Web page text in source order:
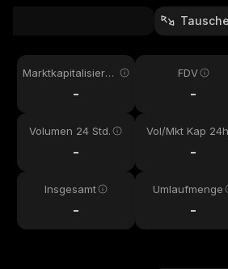
Marktkapitalisieru
-
FDV
-
Volumen 24 Std.
-
Vol/Mkt Kap 24h
-
Insgesamt
-
Umlaufmenge
-